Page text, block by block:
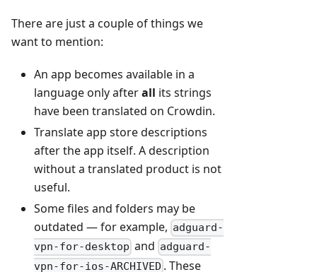
There are just a couple of things we
want to mention:
An app becomes available in a
language only afterall its strings
have been translated on Crowdin.
Translate app store descriptions
after the app itself. A description
without a translated product is not
useful.
Some files and folders may be
outdated — for example, adguard-
vpn-for-desktop and adguard-
vpn-for-ios-ARCHIVED . These